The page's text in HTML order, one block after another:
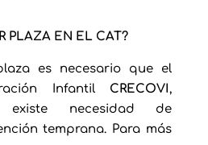
PLAZA EN EL CAT?
es necesario que el
Infantil CRECOVI,
existe necesidad de
temprana. Para más